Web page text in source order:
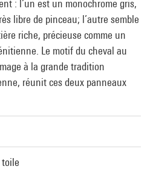
: l’un est un monochrome gris,
libre de pinceau; l’autre semble
riche, précieuse comme un
Le motif du cheval au
à la grande tradition
réunit ces deux panneaux